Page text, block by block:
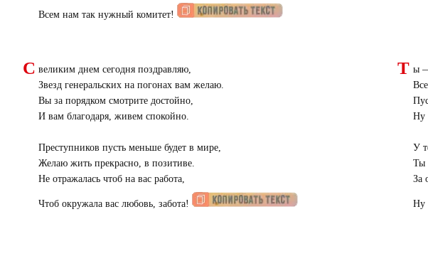
Всем нам так нужный комитет!
С великим днем сегодня поздравляю,
Звезд генеральских на погонах вам желаю.
Вы за порядком смотрите достойно,
И вам благодаря, живем спокойно.
Преступников пусть меньше будет в мире,
Желаю жить прекрасно, в позитиве.
Не отражалась чтоб на вас работа,
Чтоб окружала вас любовь, забота!
Т ы —
Ну
У
Ты
За
Ну